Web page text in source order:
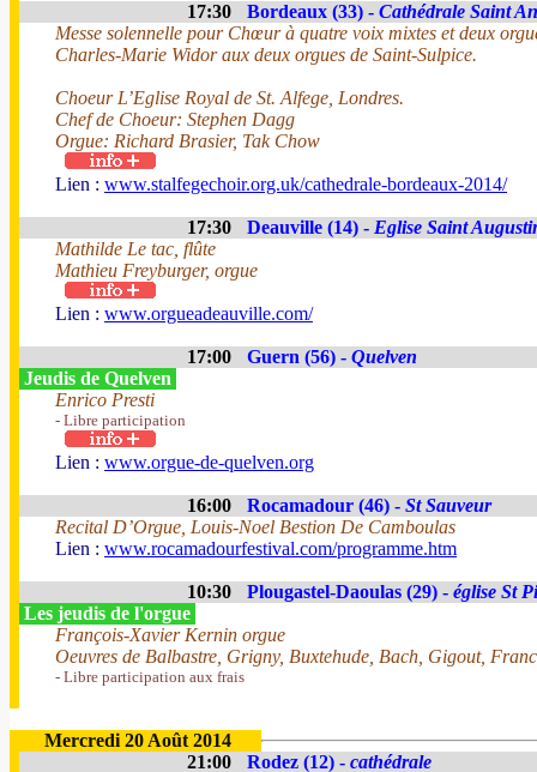
17:30 Bordeaux (33) - Cathédrale Saint
Messe solennelle pour Chœur à quatre voix mixtes et deux
Charles-Marie Widor aux deux orgues de Saint-Sulpice.
Choeur L’Eglise Royal de St. Alfege, Londres.
Chef de Choeur: Stephen Dagg
Orgue: Richard Brasier, Tak Chow
Lien : www.stalfegechoir.org.uk/cathedrale-bordeaux-2014/
17:30 Deauville (14) - Eglise Saint
Mathilde Le tac, flûte
Mathieu Freyburger, orgue
Lien : www.orgueadeauville.com/
17:00 Guern (56) - Quelven
Jeudis de Quelven
Enrico Presti
- Libre participation
Lien : www.orgue-de-quelven.org
16:00 Rocamadour (46) - St Sauveur
Recital D’Orgue, Louis-Noel Bestion De Camboulas
Lien : www.rocamadourfestival.com/programme.htm
10:30 Plougastel-Daoulas (29) - église St
Les jeudis de l'orgue
François-Xavier Kernin orgue
Oeuvres de Balbastre, Grigny, Buxtehude, Bach, Gigout,
- Libre participation aux frais
Mercredi 20 Août 2014
21:00
Rodez (12) - cathédrale